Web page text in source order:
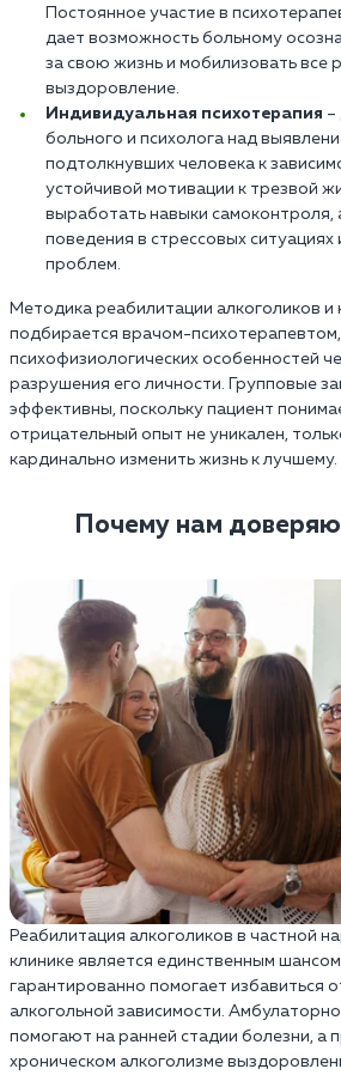
Постоянное участие в
дает возможность больному
за свою жизнь и мобилизовать все
выздоровление.
Индивидуальная психотерапия –
больного и психолога над
подтолкнувших человека к
устойчивой мотивации к трезвой
выработать навыки самоконтроля,
поведения в стрессовых ситуациях
проблем.
Методика реабилитации алкоголиков и
подбирается врачом-психотерапевтом,
психофизиологических особенностей
разрушения его личности. Групповые
эффективны, поскольку пациент
отрицательный опыт не уникален,
кардинально изменить жизнь к лучшему.
Почему нам
Реабилитация алкоголиков в частной
клинике является единственным
гарантированно помогает избавиться
алкогольной зависимости.
помогают на ранней стадии болезни, а
хроническом алкоголизме